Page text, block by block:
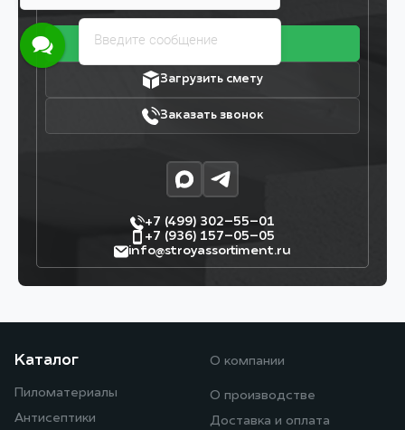
Получить прайс
Загрузить смету
Заказать звонок
+7 (499) 302–55–01
+7 (936) 157–05–05
info@stroyassortiment.ru
Каталог
Пиломатериалы
Антисептики
О компании
О производстве
Доставка и оплата
Введите сообщение